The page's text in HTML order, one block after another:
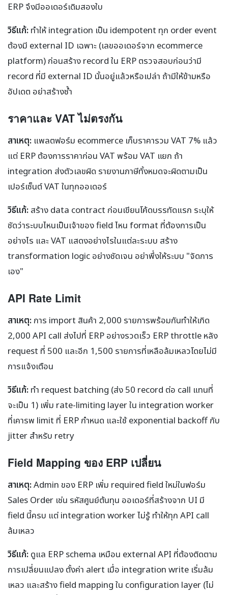
ERP จึงมีออเดอร์เดิมสองใบ
วิธีแก้: ทำให้ integration เป็น idempotent ทุก order event
ต้องมี external ID เฉพาะ (เลขออเดอร์จาก ecommerce
platform) ก่อนสร้าง record ใน ERP ตรวจสอบก่อนว่ามี
record ที่มี external ID นั้นอยู่แล้วหรือเปล่า ถ้ามีให้ข้ามหรือ
อัปเดต อย่าสร้างซ้ำ
ราคาและ VAT ไม่ตรงกัน
สาเหตุ: แพลตฟอร์ม ecommerce เก็บราคารวม VAT 7% แล้ว
แต่ ERP ต้องการราคาก่อน VAT พร้อม VAT แยก ถ้า
integration ส่งตัวเลขผิด รายงานภาษีทั้งหมดจะผิดตามเป็น
เปอร์เซ็นต์ VAT ในทุกออเดอร์
วิธีแก้: สร้าง data contract ก่อนเขียนโค้ดบรรทัดแรก ระบุให้
ชัดว่าระบบไหนเป็นเจ้าของ field ไหน format ที่ต้องการเป็น
อย่างไร และ VAT แสดงอย่างไรในแต่ละระบบ สร้าง
transformation logic อย่างชัดเจน อย่าพึ่งให้ระบบ "จัดการ
เอง"
API Rate Limit
สาเหตุ: การ import สินค้า 2,000 รายการพร้อมกันทำให้เกิด
2,000 API call ส่งไปที่ ERP อย่างรวดเร็ว ERP throttle หลัง
request ที่ 500 และอีก 1,500 รายการที่เหลือล้มเหลวโดยไม่มี
การแจ้งเตือน
วิธีแก้: ทำ request batching (ส่ง 50 record ต่อ call แทนที่
จะเป็น 1) เพิ่ม rate-limiting layer ใน integration worker
ที่เคารพ limit ที่ ERP กำหนด และใช้ exponential backoff กับ
jitter สำหรับ retry
Field Mapping ของ ERP เปลี่ยน
สาเหตุ:Admin ของ ERP เพิ่ม required field ใหม่ในฟอร์ม
Sales Order เช่น รหัสศูนย์ต้นทุน ออเดอร์ที่สร้างจาก UI มี
field นี้ครบ แต่ integration worker ไม่รู้ ทำให้ทุก API call
ล้มเหลว
วิธีแก้: ดูแล ERP schema เหมือน external API ที่ต้องติดตาม
การเปลี่ยนแปลง ตั้งค่า alert เมื่อ integration write เริ่มล้ม
เหลว และสร้าง field mapping ใน configuration layer (ไม่